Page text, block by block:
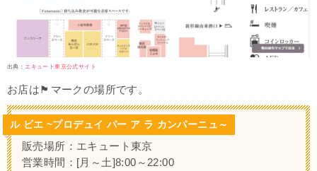
出典：エキュート東京公式サイト
お店は🏴マークの場所です。
ル ビエ ~プロデュイ パー ア ラ カンパーニュ～
販売場所：エキュート東京
営業時間：[月～土]8:00～22:00